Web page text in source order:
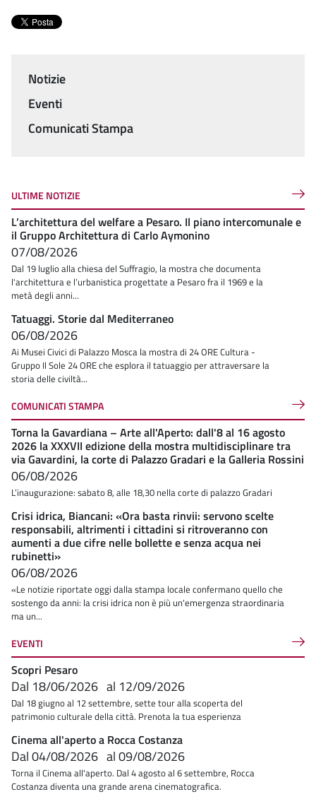
Menu
Notizie
Eventi
Comunicati Stampa
ULTIME NOTIZIE
L’architettura del welfare a Pesaro. Il piano intercomunale e
il Gruppo Architettura di Carlo Aymonino
07/08/2026
Dal 19 luglio alla chiesa del Suffragio, la mostra che documenta
l'architettura e l’urbanistica progettate a Pesaro fra il 1969 e la
metà degli anni...
Tatuaggi. Storie dal Mediterraneo
06/08/2026
Ai Musei Civici di Palazzo Mosca la mostra di 24 ORE Cultura -
Gruppo Il Sole 24 ORE che esplora il tatuaggio per attraversare la
storia delle civiltà...
COMUNICATI STAMPA
Torna la Gavardiana – Arte all'Aperto: dall'8 al 16 agosto
2026 la XXXVII edizione della mostra multidisciplinare tra
via Gavardini, la corte di Palazzo Gradari e la Galleria Rossini
06/08/2026
L’inaugurazione: sabato 8, alle 18,30 nella corte di palazzo Gradari
Crisi idrica, Biancani: «Ora basta rinvii: servono scelte
responsabili, altrimenti i cittadini si ritroveranno con
aumenti a due cifre nelle bollette e senza acqua nei
rubinetti»
06/08/2026
«Le notizie riportate oggi dalla stampa locale confermano quello che
sostengo da anni: la crisi idrica non è più un'emergenza straordinaria
ma un...
EVENTI
Scopri Pesaro
Dal 18/06/2026 al 12/09/2026
Dal 18 giugno al 12 settembre, sette tour alla scoperta del
patrimonio culturale della città. Prenota la tua esperienza
Cinema all'aperto a Rocca Costanza
Dal04/08/2026 al09/08/2026
Torna il Cinema all'aperto. Dal 4 agosto al 6 settembre, Rocca
Costanza diventa una grande arena cinematografica.